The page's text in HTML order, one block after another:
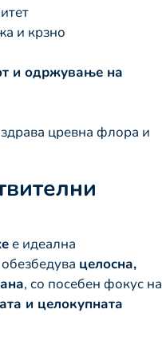
и крзно
и одржување на
цревна флора и
е идеална
обезбедува целосна,
, со посебен фокус на
и целокупната